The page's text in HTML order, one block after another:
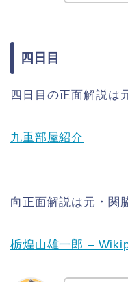
四日目
四日目の正面解説は
九重部屋紹介
向正面解説は元・関
栃煌山雄一郎 –